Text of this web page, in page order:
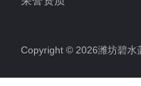
Copyright © 2026潍坊碧